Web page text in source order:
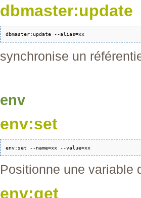
dbmaster:update
dbmaster:update --alias=xx
synchronise un
env
env:set
env:set --name=xx --value=xx
Positionne une variable
env:get